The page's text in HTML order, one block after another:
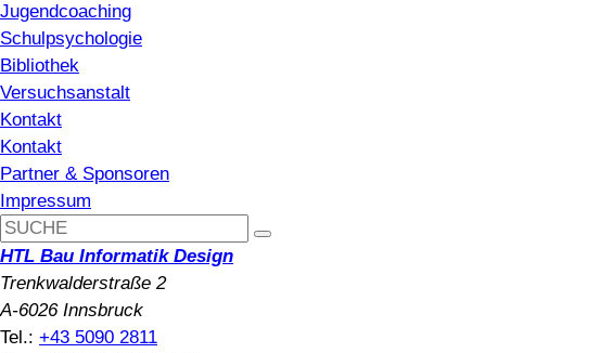
Jugendcoaching
Schulpsychologie
Bibliothek
Versuchsanstalt
Kontakt
Kontakt
Partner & Sponsoren
Impressum
HTL Bau Informatik Design
Trenkwalderstraße 2
A-6026 Innsbruck
Tel.: +43 5090 2811